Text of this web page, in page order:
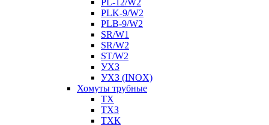
PL-12/W2
PLK-9/W2
PLB-9/W2
SR/W1
SR/W2
ST/W2
УХЗ
УХЗ (INOX)
Хомуты трубные
ТХ
ТХЗ
ТХК